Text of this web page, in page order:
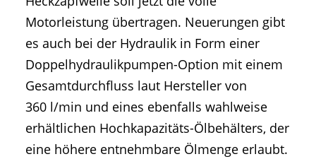
Motorleistung übertragen. Neuerungen gibt
es auch bei der Hydraulik in Form einer
Doppelhydraulikpumpen-Option mit einem
Gesamtdurchfluss laut Hersteller von
360 l/min und eines ebenfalls wahlweise
erhältlichen Hochkapazitäts-Ölbehälters, der
eine höhere entnehmbare Ölmenge erlaubt.